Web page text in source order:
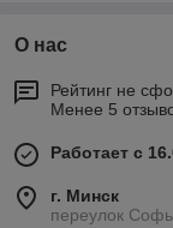
О нас
Рейтинг не
Менее 5
Работает с
г. Минск
переулок